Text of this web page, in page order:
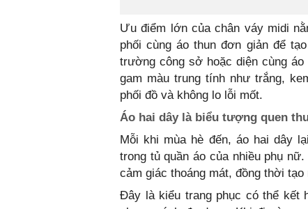
Ưu điểm lớn của chân váy midi
phối cùng áo thun đơn giản để
trường công sở hoặc diện cùng
gam màu trung tính như trắng,
phối đồ và không lo lỗi mốt.
Áo hai dây là biểu tượng quen
Mỗi khi mùa hè đến, áo hai dây
trong tủ quần áo của nhiều phụ
cảm giác thoáng mát, đồng thời
Đây là kiểu trang phục có thể kết